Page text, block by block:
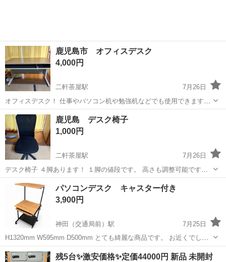
鹿児島市 オフィスデスク
4,000円
二軒茶屋駅
7月26日
オフィスデスク！ 仕事やパソコン机や勉強机などでも使用できます！
高さ70cm 横幅1m20cm 奥行き70cm もう一つ同じがあるなでまとめ買
いも可能なのでご相談ください！
鹿児島 鹿児島市 二軒茶屋駅 オフィス用家具
鹿児島 デスク椅子
1,000円
二軒茶屋駅
7月26日
デスク椅子 ４脚あります！ １脚の値段です。 高さも調整可能です
し、キャスターついです！ 他にも同じのあるのでまとめ買い可能で
す、ご相談ください！
鹿児島 鹿児島市 二軒茶屋駅 オフィス用家具
パソコンデスク キャスター付き
3,900円
神田（交通局前）駅
7月25日
H1320mm W595mm D500mm とても綺麗な商品です。 お近くでした
ら¥1000~配送も可能です。
鹿児島 鹿児島市 神田（交通局前）駅 オフィス用家具
残5台✨激安価格✨定価44000円 新品 未開封